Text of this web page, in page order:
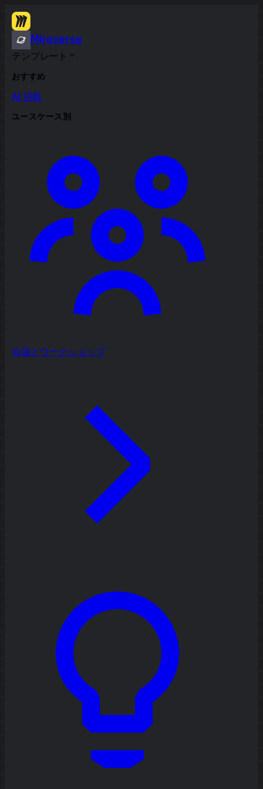
Miroverse
テンプレート
おすすめ
AI 搭載
ユースケース別
会議とワークショップ